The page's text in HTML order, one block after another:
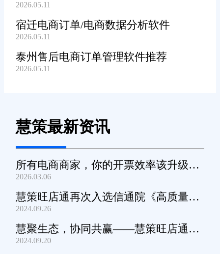
2026.05.11
宿迁电商订单/电商数据分析软件
2026.05.11
泰州售后电商订单管理软件推荐
2026.05.11
慧策最新资讯
所有电商商家，你的开票效率该升级
了！
2026.03.06
慧策旺店通再次入选信通院《高质量数
字化转型产品及服务全景图》
2024.09.26
慧聚生态，协同共赢——慧策旺店通生
态交流会深圳站圆满举办
2024.09.20